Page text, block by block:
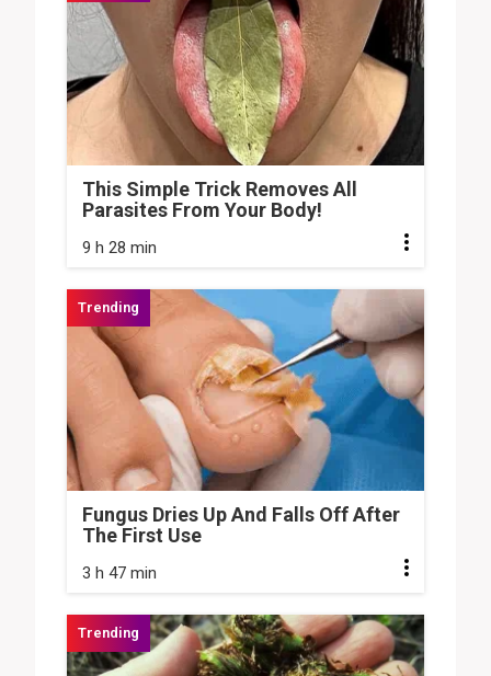
This Simple Trick Removes All
Parasites From Your Body!
9 h 28 min
Fungus Dries Up And Falls Off After
The First Use
3 h 47 min